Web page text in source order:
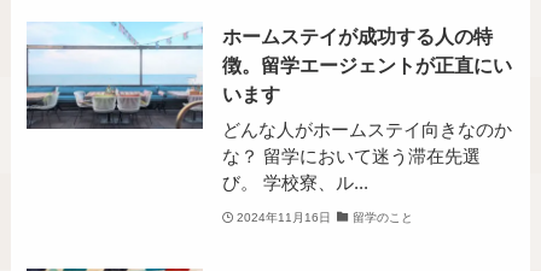
ホームステイが成功する人の特
徴。留学エージェントが正直にい
います
どんな人がホームステイ向きなのか
な？ 留学において迷う滞在先選
び。 学校寮、ル...
2024年11月16日 留学のこと